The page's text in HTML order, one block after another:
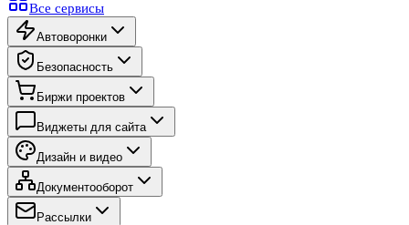
Все сервисы
Автоворонки
Безопасность
Биржи проектов
Виджеты для сайта
Дизайн и видео
Документооборот
Рассылки